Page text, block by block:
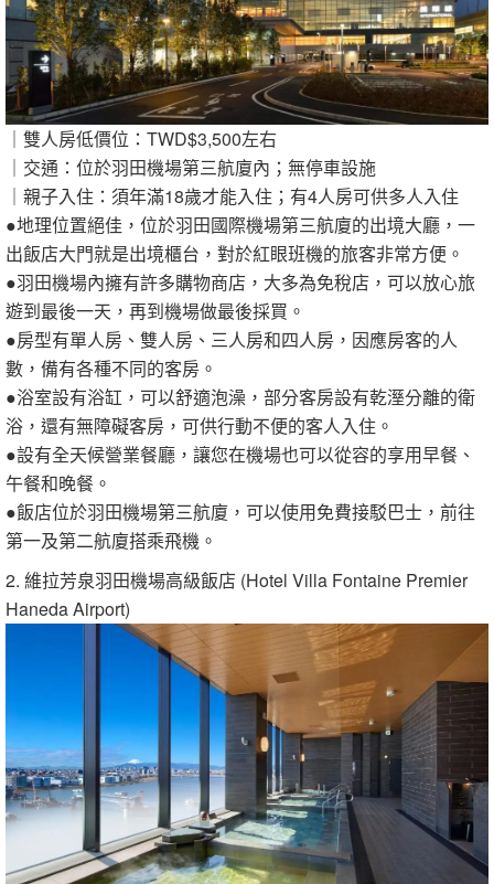
｜雙人房低價位：TWD$3,500左右
｜交通：位於羽田機場第三航廈內；無停車設施
｜親子入住：須年滿18歲才能入住；有4人房可供多人入住
●地理位置絕佳，位於羽田國際機場第三航廈的出境大廳，一
出飯店大門就是出境櫃台，對於紅眼班機的旅客非常方便。
●羽田機場內擁有許多購物商店，大多為免稅店，可以放心旅
遊到最後一天，再到機場做最後採買。
●房型有單人房、雙人房、三人房和四人房，因應房客的人
數，備有各種不同的客房。
●浴室設有浴缸，可以舒適泡澡，部分客房設有乾溼分離的衛
浴，還有無障礙客房，可供行動不便的客人入住。
●設有全天候營業餐廳，讓您在機場也可以從容的享用早餐、
午餐和晚餐。
●飯店位於羽田機場第三航廈，可以使用免費接駁巴士，前往
第一及第二航廈搭乘飛機。
2. 維拉芳泉羽田機場高級飯店 (Hotel Villa Fontaine Premier
Haneda Airport)